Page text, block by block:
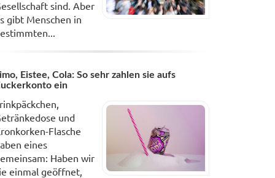
sind. Aber
gibt Menschen in
Eistee, Cola: So sehr zahlen sie aufs
ein
und
Flasche
eines
Haben wir
einmal geöffnet,